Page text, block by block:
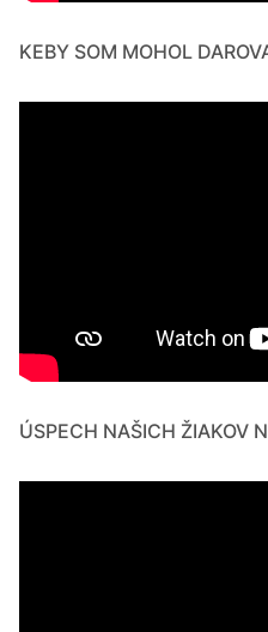
KEBY SOM MOHOL
ÚSPECH NAŠICH ŽIAKOV